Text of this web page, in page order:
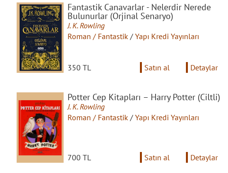
Fantastik Canavarlar - Nelerdir Nerede
Bulunurlar (Orjinal Senaryo)
J. K. Rowling
Roman / Fantastik / Yapı Kredi Yayınları
350 TL Satın al Detaylar
Potter Cep Kitapları – Harry Potter (Ciltli)
J. K. Rowling
Roman / Fantastik / Yapı Kredi Yayınları
700 TL Satın al Detaylar